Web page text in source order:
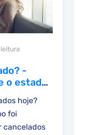
-
o estado
hoje?
foi
cancelados